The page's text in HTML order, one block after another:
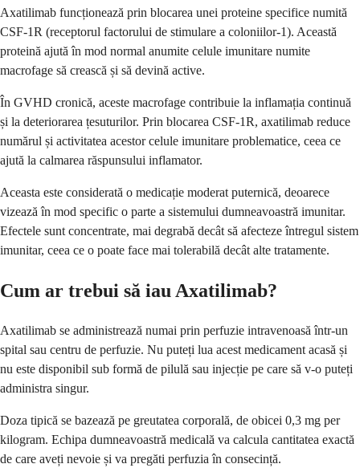
Axatilimab funcționează prin blocarea unei proteine specifice numită
CSF-1R (receptorul factorului de stimulare a coloniilor-1). Această
proteină ajută în mod normal anumite celule imunitare numite
macrofage să crească și să devină active.
În GVHD cronică, aceste macrofage contribuie la inflamația continuă
și la deteriorarea țesuturilor. Prin blocarea CSF-1R, axatilimab reduce
numărul și activitatea acestor celule imunitare problematice, ceea ce
ajută la calmarea răspunsului inflamator.
Aceasta este considerată o medicație moderat puternică, deoarece
vizează în mod specific o parte a sistemului dumneavoastră imunitar.
Efectele sunt concentrate, mai degrabă decât să afecteze întregul sistem
imunitar, ceea ce o poate face mai tolerabilă decât alte tratamente.
Cum ar trebui să iau Axatilimab?
Axatilimab se administrează numai prin perfuzie intravenoasă într-un
spital sau centru de perfuzie. Nu puteți lua acest medicament acasă și
nu este disponibil sub formă de pilulă sau injecție pe care să v-o puteți
administra singur.
Doza tipică se bazează pe greutatea corporală, de obicei 0,3 mg per
kilogram. Echipa dumneavoastră medicală va calcula cantitatea exactă
de care aveți nevoie și va pregăti perfuzia în consecință.